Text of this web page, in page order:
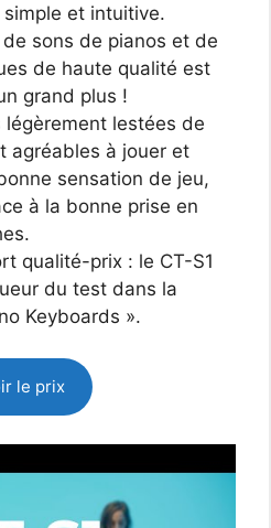
et intuitive.
sons de pianos et de
de haute qualité est
grand plus !
légèrement lestées de
agréables à jouer et
sensation de jeu,
à la bonne prise en
qualité-prix : le CT-S1
du test dans la
Keyboards ».
le prix